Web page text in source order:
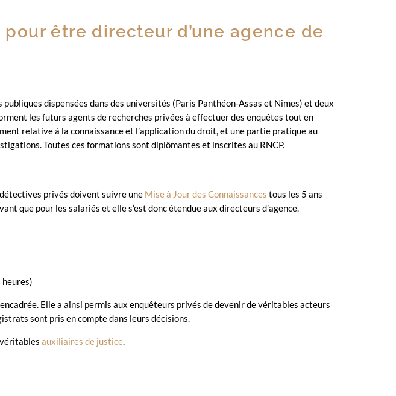
être directeur d’une agence de
dispensées dans des universités (Paris Panthéon-Assas et Nimes) et deux
les futurs agents de recherches privées à effectuer des enquêtes tout en
relative à la connaissance et l’application du droit, et une partie pratique au
Toutes ces formations sont diplômantes et inscrites au RNCP.
privés doivent suivre une Mise à Jour des Connaissances tous les 5 ans
que pour les salariés et elle s’est donc étendue aux directeurs d’agence.
Elle a ainsi permis aux enquêteurs privés de devenir de véritables acteurs
sont pris en compte dans leurs décisions.
auxiliaires de justice.